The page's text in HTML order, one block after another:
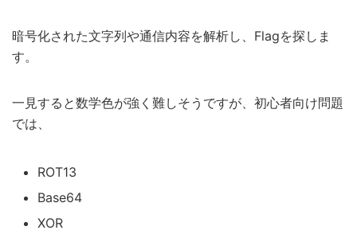
暗号化された文字列や通信内容を解析し、Flagを探しま
す。
一見すると数学色が強く難しそうですが、初心者向け問題
では、
ROT13
Base64
XOR